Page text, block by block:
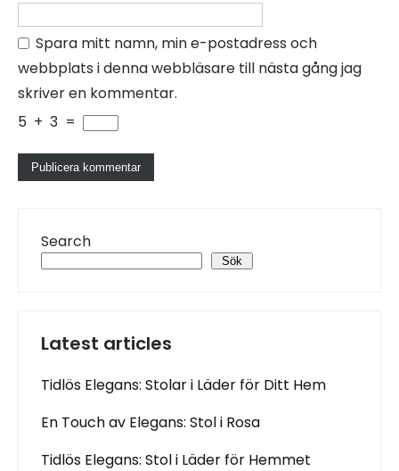
Spara mitt namn, min e-postadress och
webbplats i denna webbläsare till nästa gång jag
skriver en kommentar.
5 + 3 =
Search
Sök
Latest articles
Tidlös Elegans: Stolar i Läder för Ditt Hem
En Touch av Elegans: Stol i Rosa
Tidlös Elegans: Stol i Läder för Hemmet